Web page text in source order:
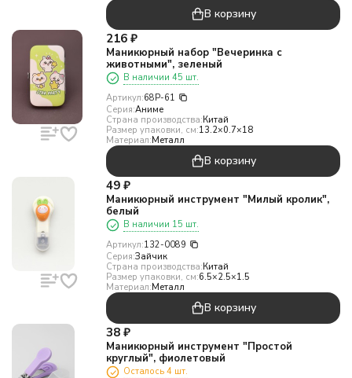
В корзину
216 ₽
Маникюрный набор "Вечеринка с
животными", зеленый
В наличии 45 шт.
Артикул:68P-61
Серия:Аниме
Страна производства:Китай
Размер упаковки, см:13.2×0.7×18
Материал:Металл
В корзину
49 ₽
Маникюрный инструмент "Милый кролик",
белый
В наличии 15 шт.
Артикул:132-0089
Серия:Зайчик
Страна производства:Китай
Размер упаковки, см:6.5×2.5×1.5
Материал:Металл
В корзину
38 ₽
Маникюрный инструмент "Простой
круглый", фиолетовый
Осталось 4 шт.